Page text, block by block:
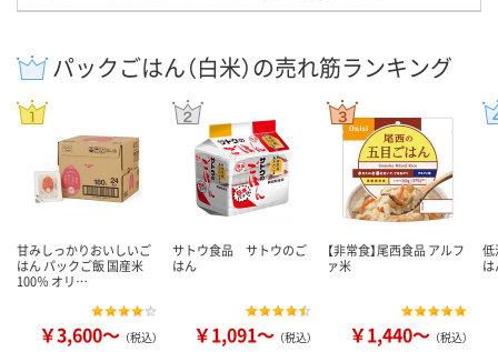
パックごはん（白米）の売れ筋ランキング
甘みしっかりおいしいご
はん パックご飯 国産米
100％ オリ…
￥3,600～ （税込）
サトウ食品 サトウのご
はん
￥1,091～ （税込）
【非常食】尾西食品 アルフ
ァ米
￥1,440～ （税込）
低